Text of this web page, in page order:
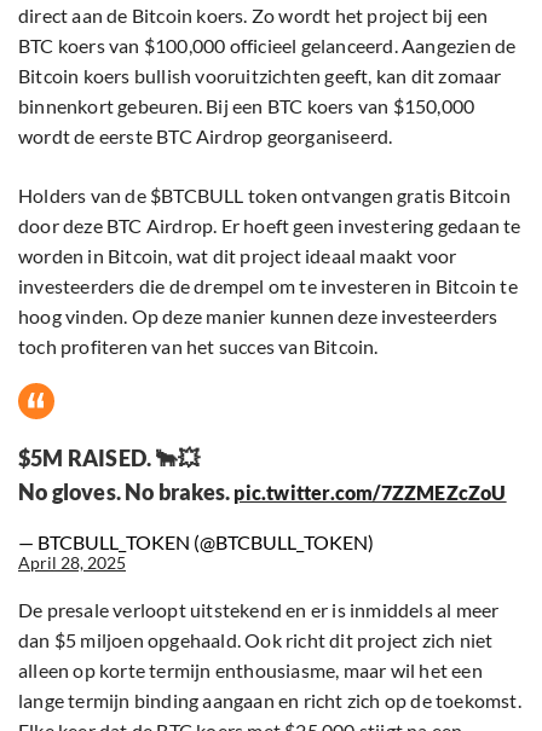
direct aan de Bitcoin koers. Zo wordt het project bij een
BTC koers van $100,000 officieel gelanceerd. Aangezien de
Bitcoin koers bullish vooruitzichten geeft, kan dit zomaar
binnenkort gebeuren. Bij een BTC koers van $150,000
wordt de eerste BTC Airdrop georganiseerd.
Holders van de $BTCBULL token ontvangen gratis Bitcoin
door deze BTC Airdrop. Er hoeft geen investering gedaan te
worden in Bitcoin, wat dit project ideaal maakt voor
investeerders die de drempel om te investeren in Bitcoin te
hoog vinden. Op deze manier kunnen deze investeerders
toch profiteren van het succes van Bitcoin.
$5M RAISED. 🐂💥
No gloves. No brakes. pic.twitter.com/7ZZMEZcZoU
— BTCBULL_TOKEN (@BTCBULL_TOKEN)
April 28, 2025
De presale verloopt uitstekend en er is inmiddels al meer
dan $5 miljoen opgehaald. Ook richt dit project zich niet
alleen op korte termijn enthousiasme, maar wil het een
lange termijn binding aangaan en richt zich op de toekomst.